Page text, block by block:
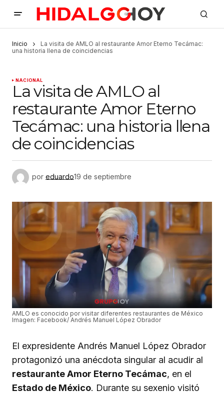
Inicio
La visita de AMLO al restaurante Amor Eterno Tecámac:
una historia llena de coincidencias
NACIONAL
La visita de AMLO al
restaurante Amor Eterno
Tecámac: una historia llena
de coincidencias
por eduardo19 de septiembre
AMLO es conocido por visitar diferentes restaurantes de México
Imagen: Facebook/ Andrés Manuel López Obrador
El expresidente Andrés Manuel López Obrador
protagonizó una anécdota singular al acudir al
restaurante Amor Eterno Tecámac, en el
Estado de México. Durante su sexenio visitó